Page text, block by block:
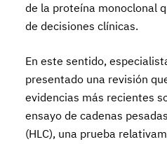
de la proteína monoclonal
de decisiones clínicas.
En este sentido,
presentado una revisión
evidencias más recientes
ensayo de cadenas
(HLC), una prueba